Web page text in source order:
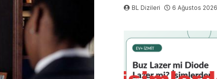
BL Dizileri 6 Ağustos 2026